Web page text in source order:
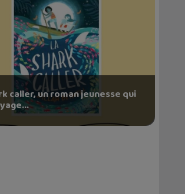
caller, un roman jeunesse qui